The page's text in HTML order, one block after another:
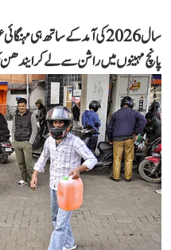
سال 2026 کی آمد کے ساتھ ہی
پانچ مہینوں میں راشن سے لے کر